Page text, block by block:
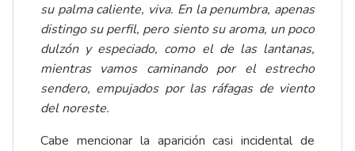
su palma caliente, viva. En la penumbra, apenas
distingo su perfil, pero siento su aroma, un poco
dulzón y especiado, como el de las lantanas,
mientras vamos caminando por el estrecho
sendero, empujados por las ráfagas de viento
del noreste.
Cabe mencionar la aparición casi incidental de